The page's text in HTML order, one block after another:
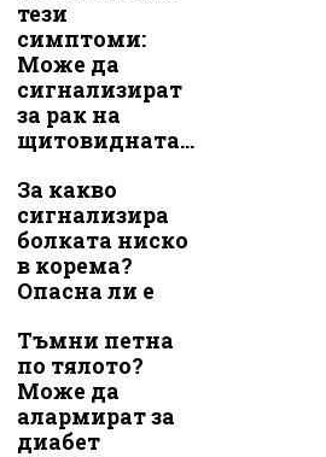
тези
симптоми:
Може да
сигнализират
за рак на
щитовидната...
За какво
сигнализира
болката ниско
в корема?
Опасна ли е
Тъмни петна
по тялото?
Може да
алармират за
диабет